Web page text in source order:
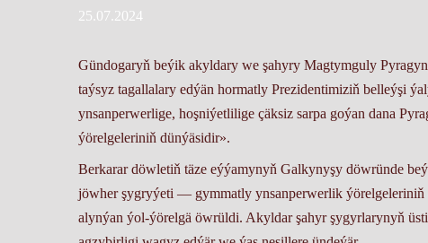
25.07.2024
Gündogaryň beýik akyldary we şahyry Magtymguly
taýsyz tagallalary edýän hormatly Prezidentimiziň belleýşi
ynsanperwerlige, hoşniýetlilige çäksiz sarpa goýan dana
ýörelgeleriniň dünýäsidir».
Berkarar döwletiň täze eýýamynyň Galkynyşy döwründe
jöwher şygryýeti — gymmatly ynsanperwerlik ýörelgeleriniň
alynýan ýol-ýörelgä öwrüldi. Akyldar şahyr şygyrlarynyň